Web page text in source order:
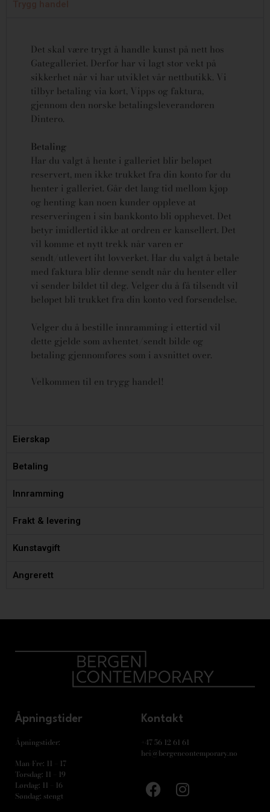
Det skal være trygt å handle kunst på nett hos
Gategalleriet. Derfor har vi lagt stor vekt på
sikkerhet når vi har utviklet vår nettbutikk. Vi
tilbyr betaling via kort, Vipps og faktura,
gjennom den norske betalingsleverandøren
Dintero.
Betaling
Har du valgt å hente i galleriet blir beløpet
reservert, men ikke trukket fra din konto før du
henter i galleriet. Går det lang tid mellom kjøp
og henting kan noen kunder oppleve at
reserveringen i sin bankkonto bli opphevet. Det
betyr imidlertid ikke at ordren er kansellert. Det
vil komme et nytt trekk når varen er
sendt/utlevert iht lovverket. Har du valgt å betale
med faktura blir denne sendt når du henter eller
vi sender bildet til deg. Velger du å få tilsendt vil
beløpet bli trukket fra din konto ved forsendelse.
Velger du å bestille innramming i ettertid vil
dette gjelde som avhentet/sendt bilde og
betaling gjennomføres som i avsnittet over.
Velkommen til en trygg handel!
Eierskap
Betaling
Innramming
Frakt & levering
Kunstavgift
Angrerett
Åpningstider
Åpningstider:
Man-Fre: 11 – 17
Torsdag: 11 – 19
Lørdag: 11 – 16
Søndag: stengt
Kontakt
+47 56 12 61 61
hei@bergencontemporary.no